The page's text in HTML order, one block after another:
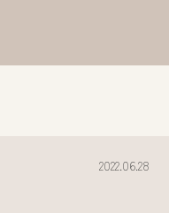
2022.06.28